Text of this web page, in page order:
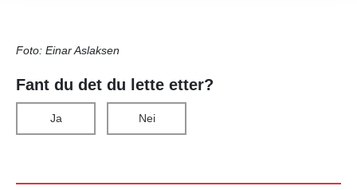
Foto: Einar Aslaksen
Fant du det du lette etter?
Ja Nei